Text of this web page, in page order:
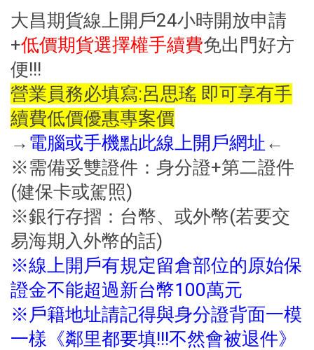
大昌期貨線上開戶24小時開放申請
+低價期貨選擇權手續費免出門好方
便!!!
營業員務必填寫:呂思瑤 即可享有手
續費低價優惠專案價
→ 電腦或手機點此線上開戶網址 ←
※需備妥雙證件：身分證+第二證件
(健保卡或駕照)
※銀行存摺：台幣、或外幣(若要交
易海期入外幣的話)
※線上開戶有規定留倉部位的原始保
證金不能超過新台幣100萬元
※戶籍地址請記得與身分證背面一模
一樣《鄰里都要填!!!不然會被退件》